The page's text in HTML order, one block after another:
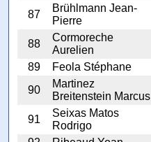
87
Brühlmann Jean-
Pierre
88
Cormoreche
Aurelien
89
Feola Stéphane
90
Martinez
Breitenstein Marcus
91
Seixas Matos
Rodrigo